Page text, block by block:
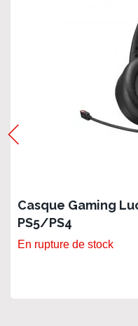
Casque Gaming
PS5/PS4
En rupture de stock